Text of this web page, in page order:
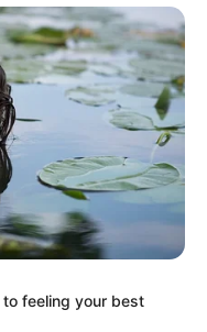
feeling your best